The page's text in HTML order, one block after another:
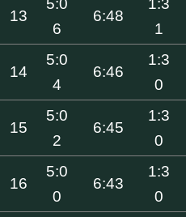
13
5:0
6
6:48
1:3
1
14
5:0
4
6:46
1:3
0
15
5:0
2
6:45
1:3
0
16
5:0
0
6:43
1:3
0